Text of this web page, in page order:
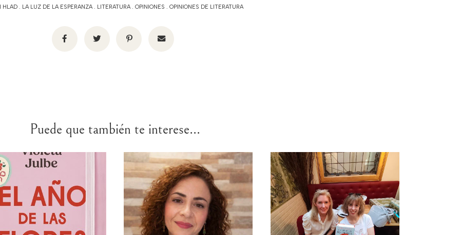
HLAD. LA LUZ DE LA ESPERANZA. LITERATURA. OPINIONES . OPINIONES DE LITERATURA
Puede que también te interese...